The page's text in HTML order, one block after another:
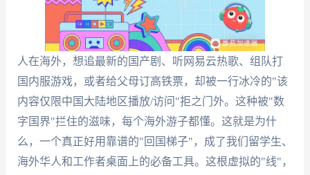
人在海外，想追最新的国产剧、听网易云热歌、组队打
国内服游戏，或者给父母订高铁票，却被一行冰冷的"该
内容仅限中国大陆地区播放/访问"拒之门外。这种被"数
字国界"拦住的滋味，每个海外游子都懂。这就是为什
么，一个真正好用靠谱的"回国梯子"，成了我们留学生、
海外华人和工作者桌面上的必备工具。这根虚拟的"线"，